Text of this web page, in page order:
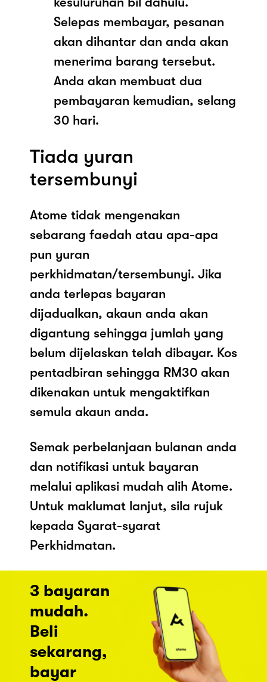
Selepas membayar, pesanan
akan dihantar dan anda akan
menerima barang tersebut.
Anda akan membuat dua
pembayaran kemudian, selang
30 hari.
Tiada yuran
tersembunyi
Atome tidak mengenakan
sebarang faedah atau apa-apa
pun yuran
perkhidmatan/tersembunyi. Jika
anda terlepas bayaran
dijadualkan, akaun anda akan
digantung sehingga jumlah yang
belum dijelaskan telah dibayar. Kos
pentadbiran sehingga RM30 akan
dikenakan untuk mengaktifkan
semula akaun anda.
Semak perbelanjaan bulanan anda
dan notifikasi untuk bayaran
melalui aplikasi mudah alih Atome.
Untuk maklumat lanjut, sila rujuk
kepada Syarat-syarat
Perkhidmatan.
3 bayaran
mudah.
Beli
sekarang,
bayar